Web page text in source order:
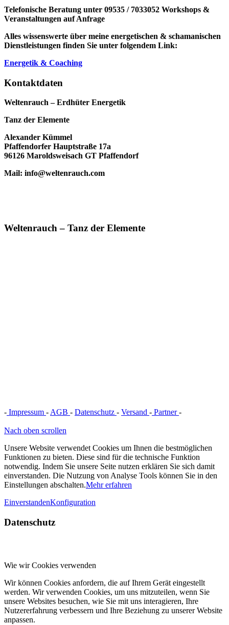
Telefonische Beratung unter 09535 / 7033052 Workshops &
Veranstaltungen auf Anfrage
Alles wissenswerte über meine energetischen & schamanischen
Dienstleistungen finden Sie unter folgendem Link:
Energetik & Coaching
Kontaktdaten
Weltenrauch – Erdhüter Energetik
Tanz der Elemente
Alexander Kümmel
Pfaffendorfer Hauptstraße 17a
96126 Maroldsweisach GT Pfaffendorf
Mail: info@weltenrauch.com
Weltenrauch – Tanz der Elemente
- Impressum - AGB - Datenschutz - Versand - Partner-
Nach oben scrollen
Unsere Website verwendet Cookies um Ihnen die bestmöglichen
Funktionen zu bieten. Diese sind für die technische Funktion
notwendig. Indem Sie unsere Seite nutzen erklären Sie sich damit
einverstanden. Die Nutzung von Analyse Tools können Sie in den
Einstellungen abschalten.Mehr erfahren
EinverstandenKonfiguration
Datenschutz
Wie wir Cookies verwenden
Wir können Cookies anfordern, die auf Ihrem Gerät eingestellt
werden. Wir verwenden Cookies, um uns mitzuteilen, wenn Sie
unsere Websites besuchen, wie Sie mit uns interagieren, Ihre
Nutzererfahrung verbessern und Ihre Beziehung zu unserer Website
anpassen.